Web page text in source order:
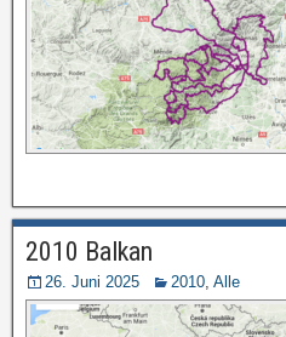
2010 Balkan
26. Juni 2025 2010, Alle